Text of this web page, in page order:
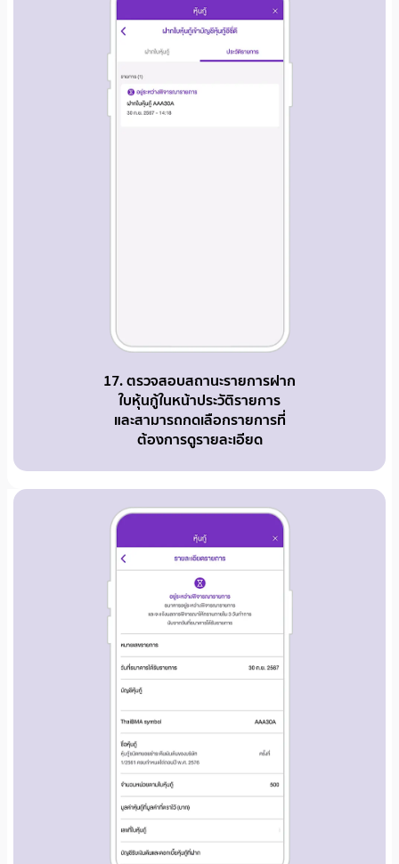
17. ตรวจสอบสถานะรายการฝาก
ใบหุ้นกู้ในหน้าประวัติรายการ
และสามารถกดเลือกรายการที่
ต้องการดูรายละเอียด